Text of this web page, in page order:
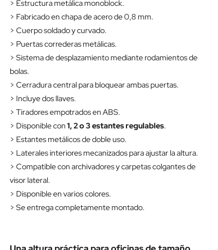
> Estructura metálica monoblock.
> Fabricado en chapa de acero de 0,8 mm.
> Cuerpo soldado y curvado.
> Puertas correderas metálicas.
> Sistema de desplazamiento mediante rodamientos de
bolas.
> Cerradura central para bloquear ambas puertas.
> Incluye dos llaves.
> Tiradores empotrados en ABS.
> Disponible con1, 2 o 3 estantes regulables.
> Estantes metálicos de doble uso.
> Laterales interiores mecanizados para ajustar la altura.
> Compatible con archivadores y carpetas colgantes de
visor lateral.
> Disponible en varios colores.
> Se entrega completamente montado.